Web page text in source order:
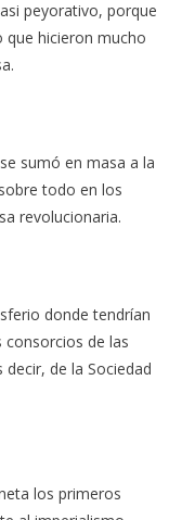
peyorativo, porque
que hicieron mucho
sumó en masa a la
todo en los
revolucionaria.
donde tendrían
consorcios de las
de la Sociedad
los primeros